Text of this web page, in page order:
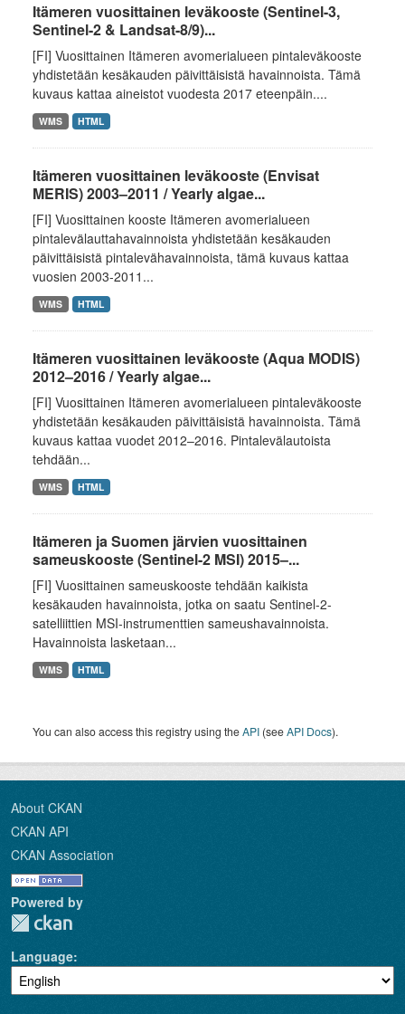
Itämeren vuosittainen leväkooste (Sentinel-3,
Sentinel-2 & Landsat-8/9)...
[FI] Vuosittainen Itämeren avomerialueen pintaleväkooste
yhdistetään kesäkauden päivittäisistä havainnoista. Tämä
kuvaus kattaa aineistot vuodesta 2017 eteenpäin....
WMS HTML
Itämeren vuosittainen leväkooste (Envisat
MERIS) 2003–2011 / Yearly algae...
[FI] Vuosittainen kooste Itämeren avomerialueen
pintalevälauttahavainnoista yhdistetään kesäkauden
päivittäisistä pintalevähavainnoista, tämä kuvaus kattaa
vuosien 2003-2011...
WMS HTML
Itämeren vuosittainen leväkooste (Aqua MODIS)
2012–2016 / Yearly algae...
[FI] Vuosittainen Itämeren avomerialueen pintaleväkooste
yhdistetään kesäkauden päivittäisistä havainnoista. Tämä
kuvaus kattaa vuodet 2012–2016. Pintalevälautoista
tehdään...
WMS HTML
Itämeren ja Suomen järvien vuosittainen
sameuskooste (Sentinel-2 MSI) 2015–...
[FI] Vuosittainen sameuskooste tehdään kaikista
kesäkauden havainnoista, jotka on saatu Sentinel-2-
satelliittien MSI-instrumenttien sameushavainnoista.
Havainnoista lasketaan...
WMS HTML
You can also access this registry using theAPI (seeAPI Docs).
About CKAN
CKAN API
CKAN Association
Powered by
Language